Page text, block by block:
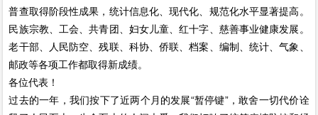
普查取得阶段性成果，统计信息化、现代化、规范化水平显著提高。
民族宗教、工会、共青团、妇女儿童、红十字、慈善事业健康发展。
老干部、人民防空、残联、科协、侨联、档案、编制、统计、气象、
邮政等各项工作都取得新成绩。
各位代表！
过去的一年，我们按下了近两个月的发展“暂停键”，敢舍一切代价诠